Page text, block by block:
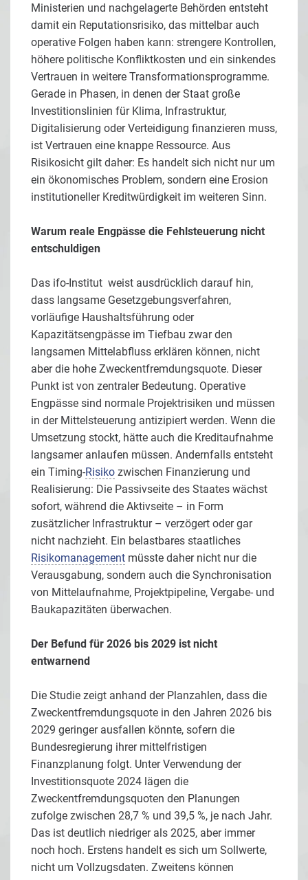
Ministerien und nachgelagerte Behörden entsteht
damit ein Reputationsrisiko, das mittelbar auch
operative Folgen haben kann: strengere Kontrollen,
höhere politische Konfliktkosten und ein sinkendes
Vertrauen in weitere Transformationsprogramme.
Gerade in Phasen, in denen der Staat große
Investitionslinien für Klima, Infrastruktur,
Digitalisierung oder Verteidigung finanzieren muss,
ist Vertrauen eine knappe Ressource. Aus
Risikosicht gilt daher: Es handelt sich nicht nur um
ein ökonomisches Problem, sondern eine Erosion
institutioneller Kreditwürdigkeit im weiteren Sinn.
Warum reale Engpässe die Fehlsteuerung nicht
entschuldigen
Das ifo-Institut weist ausdrücklich darauf hin,
dass langsame Gesetzgebungsverfahren,
vorläufige Haushaltsführung oder
Kapazitätsengpässe im Tiefbau zwar den
langsamen Mittelabfluss erklären können, nicht
aber die hohe Zweckentfremdungsquote. Dieser
Punkt ist von zentraler Bedeutung. Operative
Engpässe sind normale Projektrisiken und müssen
in der Mittelsteuerung antizipiert werden. Wenn die
Umsetzung stockt, hätte auch die Kreditaufnahme
langsamer anlaufen müssen. Andernfalls entsteht
ein Timing-Risiko zwischen Finanzierung und
Realisierung: Die Passivseite des Staates wächst
sofort, während die Aktivseite – in Form
zusätzlicher Infrastruktur – verzögert oder gar
nicht nachzieht. Ein belastbares staatliches
Risikomanagement müsste daher nicht nur die
Verausgabung, sondern auch die Synchronisation
von Mittelaufnahme, Projektpipeline, Vergabe- und
Baukapazitäten überwachen.
Der Befund für 2026 bis 2029 ist nicht
entwarnend
Die Studie zeigt anhand der Planzahlen, dass die
Zweckentfremdungsquote in den Jahren 2026 bis
2029 geringer ausfallen könnte, sofern die
Bundesregierung ihrer mittelfristigen
Finanzplanung folgt. Unter Verwendung der
Investitionsquote 2024 lägen die
Zweckentfremdungsquoten den Planungen
zufolge zwischen 28,7 % und 39,5 %, je nach Jahr.
Das ist deutlich niedriger als 2025, aber immer
noch hoch. Erstens handelt es sich um Sollwerte,
nicht um Vollzugsdaten. Zweitens können